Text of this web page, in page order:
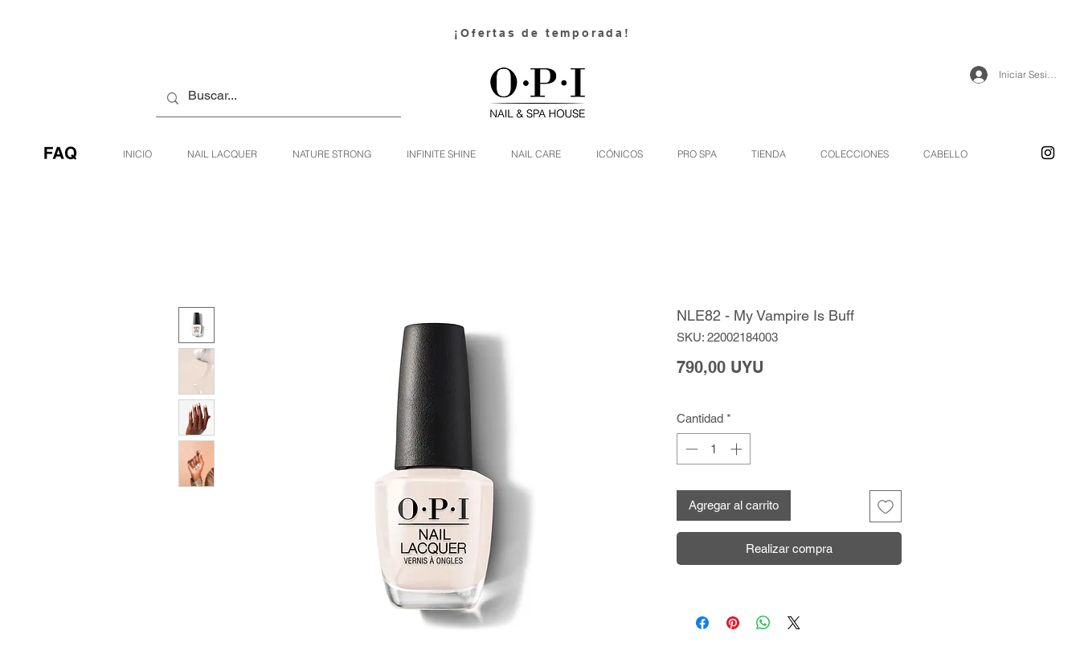
¡Ofertas de temporada!
Iniciar Sesión
INICIO NAIL LACQUER NATURE STRONG INFINITE SHINE NAIL CARE ICÓNICOS PRO SPA TIENDA COLECCIONES CABELLO
NLE82 - My Vampire Is Buff
SKU: 22002184003
790,00 UYU
Cantidad *
Agregar al carrito
Realizar compra